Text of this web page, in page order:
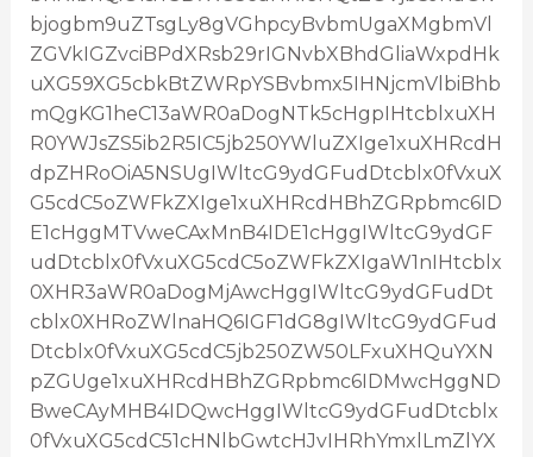
bjogbm9uZTsgLy8gVGhpcyBvbmUgaXMgbmVl
ZGVkIGZvciBPdXRsb29rIGNvbXBhdGliaWxpdHk
uXG59XG5cbkBtZWRpYSBvbmx5IHNjcmVlbiBhb
mQgKG1heC13aWR0aDogNTk5cHgpIHtcblxuXH
R0YWJsZS5ib2R5IC5jb250YWluZXIge1xuXHRcdH
dpZHRoOiA5NSUgIWltcG9ydGFudDtcblx0fVxuX
G5cdC5oZWFkZXIge1xuXHRcdHBhZGRpbmc6ID
E1cHggMTVweCAxMnB4IDE1cHggIWltcG9ydGF
udDtcblx0fVxuXG5cdC5oZWFkZXIgaW1nIHtcblx
0XHR3aWR0aDogMjAwcHggIWltcG9ydGFudDt
cblx0XHRoZWlnaHQ6IGF1dG8gIWltcG9ydGFud
Dtcblx0fVxuXG5cdC5jb250ZW50LFxuXHQuYXN
pZGUge1xuXHRcdHBhZGRpbmc6IDMwcHggND
BweCAyMHB4IDQwcHggIWltcG9ydGFudDtcblx
0fVxuXG5cdC51cHNlbGwtcHJvIHRhYmxlLmZlYX